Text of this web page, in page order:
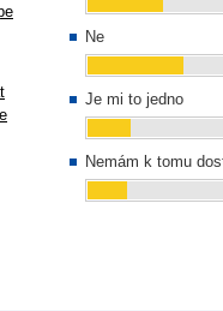
Ne
Je mi to jedno
Nemám k tomu